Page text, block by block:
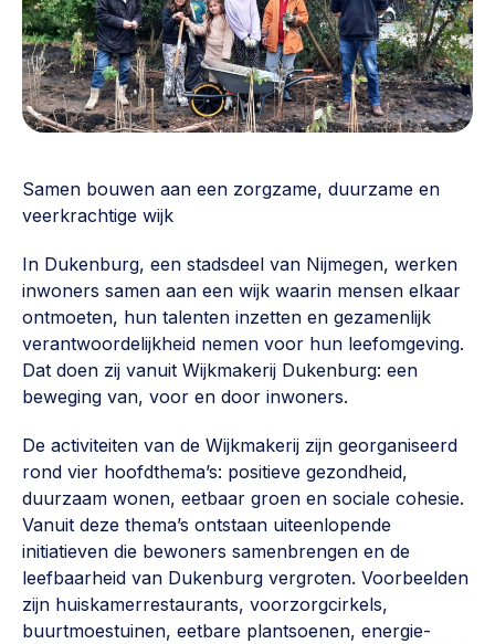
Vrijwilligers en medewerkers
Werving, contracten en vergoedingen, betaalde krachten
>
Eigen gebouw
Sociaal ondernemen
Buurtbewoners verbinden
Community building en ABCD, welkomstcultuur >
Zorgzame gemeenschappen
Betrokken buurten, contact stimuleren, netwerken
Wijkaanpak
Werken aan de wijk, ABCD, WijkWijzer >
Weerbare gemeenschappen
Voorbereiden op crisis, noodsteunpunten,
ontmoetingsplekken >
Opinie
Bijeenkomsten
Team
Vraag stellen
030 231 7511
info@lsabewoners.nl
Samen bouwen aan een zorgzame, duurzame en
veerkrachtige wijk
In Dukenburg, een stadsdeel van Nijmegen, werken
inwoners samen aan een wijk waarin mensen elkaar
ontmoeten, hun talenten inzetten en gezamenlijk
verantwoordelijkheid nemen voor hun leefomgeving.
Dat doen zij vanuit Wijkmakerij Dukenburg: een
beweging van, voor en door inwoners.
De activiteiten van de Wijkmakerij zijn georganiseerd
rond vier hoofdthema’s: positieve gezondheid,
duurzaam wonen, eetbaar groen en sociale cohesie.
Vanuit deze thema’s ontstaan uiteenlopende
initiatieven die bewoners samenbrengen en de
leefbaarheid van Dukenburg vergroten. Voorbeelden
zijn huiskamerrestaurants, voorzorgcirkels,
buurtmoestuinen, eetbare plantsoenen, energie-